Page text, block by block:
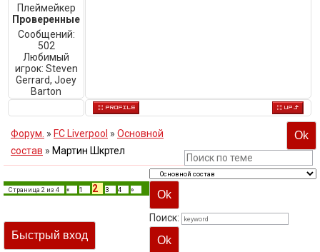
Плеймейкер
Проверенные
Сообщений:
502
Любимый
игрок: Steven
Gerrard, Joey
Barton
Форум. » FC Liverpool » Основной
состав » Мартин Шкртел
Страница 2 из 4 « 1 2 3 4 »
Поиск: